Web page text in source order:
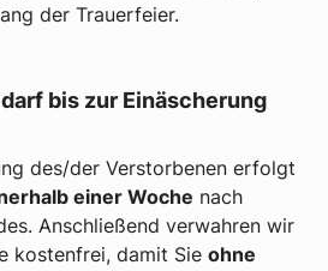
der Trauerfeier.
bis zur Einäscherung
des/der Verstorbenen erfolgt
einer Woche nach
Anschließend verwahren wir
kostenfrei, damit Sie ohne